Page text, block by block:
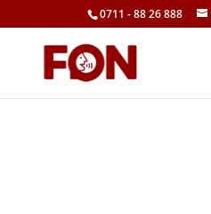
0711 - 88 26 888